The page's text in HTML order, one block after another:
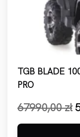
TGB BLADE
PRO
67990,00zł
Pierwotna
Aktualna